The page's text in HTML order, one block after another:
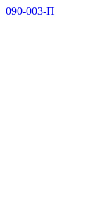
090-003-П